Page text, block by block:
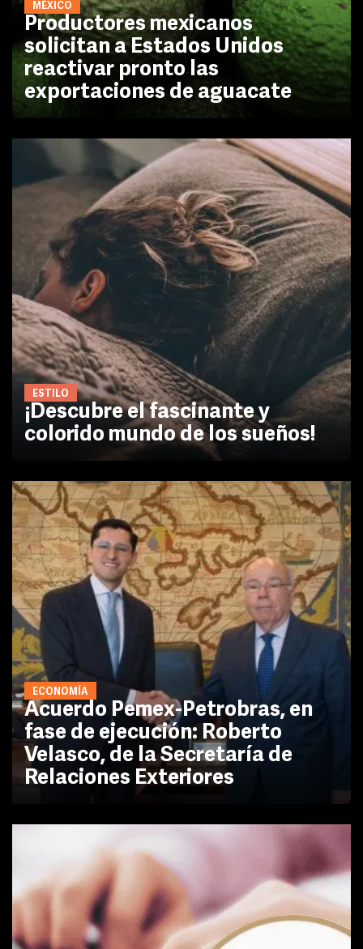
MÉXICO
Productores mexicanos
solicitan a Estados Unidos
reactivar pronto las
exportaciones de aguacate
ESTILO
¡Descubre el fascinante y
colorido mundo de los sueños!
ECONOMÍA
Acuerdo Pemex-Petrobras, en
fase de ejecución: Roberto
Velasco, de la Secretaría de
Relaciones Exteriores